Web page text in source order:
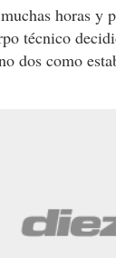
horas y
técnico
dos como